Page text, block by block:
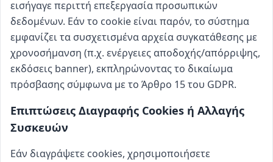
εισήγαγε περιττή επεξεργασία προσωπικών
δεδομένων. Εάν το cookie είναι παρόν, το σύστημα
εμφανίζει τα συσχετισμένα αρχεία συγκατάθεσης με
χρονοσήμανση (π.χ. ενέργειες αποδοχής/απόρριψης,
εκδόσεις banner), εκπληρώνοντας το δικαίωμα
πρόσβασης σύμφωνα με το Άρθρο 15 του GDPR.
Επιπτώσεις Διαγραφής Cookies ή Αλλαγής
Συσκευών
Εάν διαγράψετε cookies, χρησιμοποιήσετε